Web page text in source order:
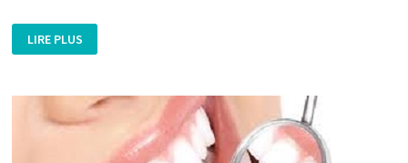
MEDICAL
TUNISIE
ESSENTIEL
VOTRE
BEAUTÉ
LIRE PLUS